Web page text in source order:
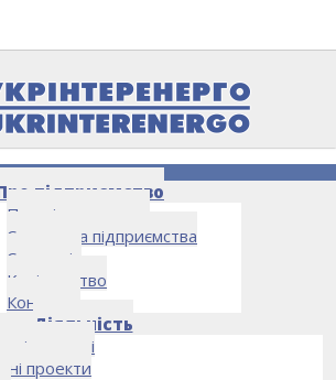
підприємство
Про підприємство
Структура підприємства
Стратегія
Керівництво
Контакти
Діяльність
діяльності
проекти